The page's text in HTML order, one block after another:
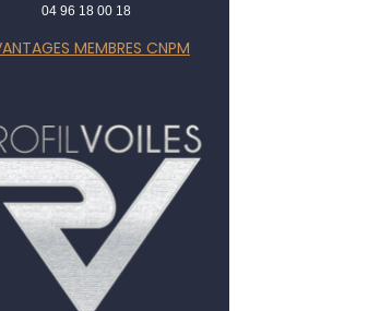
04 96 18 00 18
MEMBRES CNPM